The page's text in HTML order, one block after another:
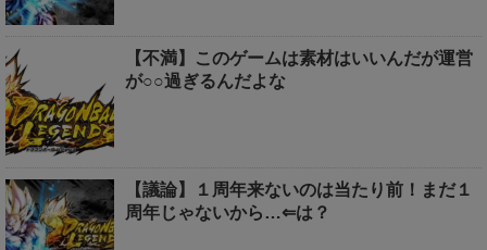
【不満】このゲームは素材はいいんだが運営
が○○過ぎるんだよな
【議論】１周年来ないのは当たり前！まだ１
周年じゃないから…⇐は？